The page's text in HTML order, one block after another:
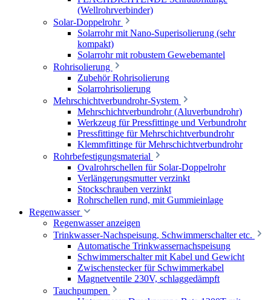
(Wellrohrverbinder)
Solar-Doppelrohr
Solarrohr mit Nano-Superisolierung (sehr
kompakt)
Solarrohr mit robustem Gewebemantel
Rohrisolierung
Zubehör Rohrisolierung
Solarrohrisolierung
Mehrschichtverbundrohr-System
Mehrschichtverbundrohr (Aluverbundrohr)
Werkzeug für Pressfittinge und Verbundrohr
Pressfittinge für Mehrschichtverbundrohr
Klemmfittinge für Mehrschichtverbundrohr
Rohrbefestigungsmaterial
Ovalrohrschellen für Solar-Doppelrohr
Verlängerungsmutter verzinkt
Stockschrauben verzinkt
Rohrschellen rund, mit Gummieinlage
Regenwasser
Regenwasser anzeigen
Trinkwasser-Nachspeisung, Schwimmerschalter etc.
Automatische Trinkwassernachspeisung
Schwimmerschalter mit Kabel und Gewicht
Zwischenstecker für Schwimmerkabel
Magnetventile 230V, schlaggedämpft
Tauchpumpen